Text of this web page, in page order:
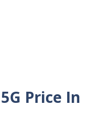
Price In